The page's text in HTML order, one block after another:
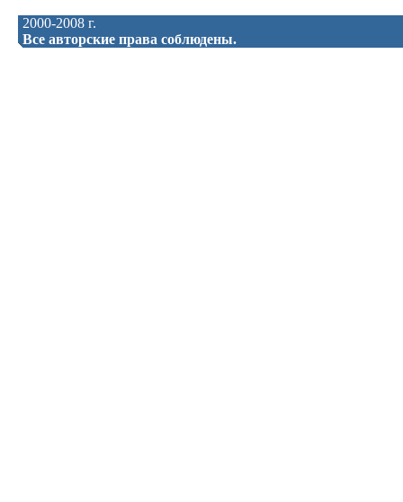
2000-2008 г.
Все авторские права соблюдены.